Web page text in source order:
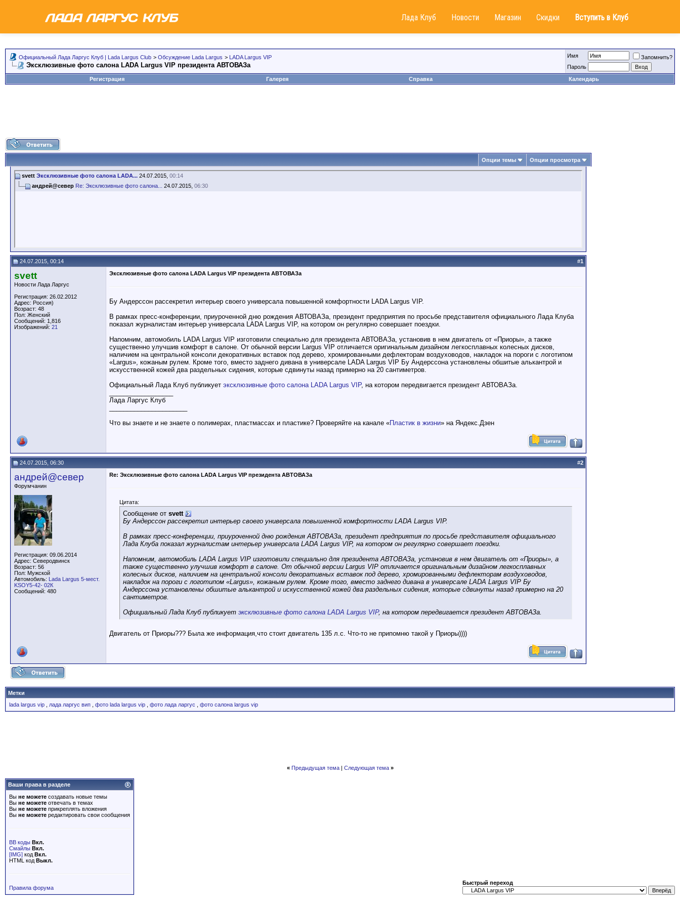
Лада Клуб Новости Магазин Скидки Вступить в Клуб
Официальный Лада Ларгус Клуб | Lada Largus Club > Обсуждение Lada Largus > LADA Largus VIP
Эксклюзивные фото салона LADA Largus VIP президента АВТОВАЗа
Имя
Запомнить?
Пароль
Регистрация
Галерея Справка Календарь
Опции темы Опции просмотра
svett Эксклюзивные фото салона LADA... 24.07.2015, 00:14
андрей@север Re: Эксклюзивные фото салона... 24.07.2015, 06:30
24.07.2015, 00:14 #1
svett
Новости Лада Ларгус
Регистрация: 26.02.2012
Адрес: Россия)
Возраст: 48
Пол: Женский
Сообщений: 1,816
Изображений: 21
Эксклюзивные фото салона LADA Largus VIP президента АВТОВАЗа
Бу Андерссон рассекретил интерьер своего универсала повышенной комфортности LADA Largus VIP.
В рамках пресс-конференции, приуроченной дню рождения АВТОВАЗа, президент предприятия по просьбе представителя официального Лада Клуба
показал журналистам интерьер универсала LADA Largus VIP, на котором он регулярно совершает поездки.
Напомним, автомобиль LADA Largus VIP изготовили специально для президента АВТОВАЗа, установив в нем двигатель от «Приоры», а также
существенно улучшив комфорт в салоне. От обычной версии Largus VIP отличается оригинальным дизайном легкосплавных колесных дисков,
наличием на центральной консоли декоративных вставок под дерево, хромированными дефлекторам воздуховодов, накладок на пороги с логотипом
«Largus», кожаным рулем. Кроме того, вместо заднего дивана в универсале LADA Largus VIP Бу Андерссона установлены обшитые алькантрой и
искусственной кожей два раздельных сидения, которые сдвинуты назад примерно на 20 сантиметров.
Официальный Лада Клуб публикует эксклюзивные фото салона LADA Largus VIP, на котором передвигается президент АВТОВАЗа.
Лада Ларгус Клуб
Что вы знаете и не знаете о полимерах, пластмассах и пластике? Проверяйте на канале «Пластик в жизни» на Яндекс.Дзен
24.07.2015, 06:30 #2
андрей@север
Форумчанин
Регистрация: 09.06.2014
Адрес: Северодвинск
Возраст: 56
Пол: Мужской
Автомобиль: Lada Largus 5-мест.
KSOY5-42- 02К
Сообщений: 480
Re: Эксклюзивные фото салона LADA Largus VIP президента АВТОВАЗа
Цитата:
Сообщение от svett
Бу Андерссон рассекретил интерьер своего универсала повышенной комфортности LADA Largus VIP.
В рамках пресс-конференции, приуроченной дню рождения АВТОВАЗа, президент предприятия по просьбе представителя официального
Лада Клуба показал журналистам интерьер универсала LADA Largus VIP, на котором он регулярно совершает поездки.
Напомним, автомобиль LADA Largus VIP изготовили специально для президента АВТОВАЗа, установив в нем двигатель от «Приоры», а
также существенно улучшив комфорт в салоне. От обычной версии Largus VIP отличается оригинальным дизайном легкосплавных
колесных дисков, наличием на центральной консоли декоративных вставок под дерево, хромированными дефлекторам воздуховодов,
накладок на пороги с логотипом «Largus», кожаным рулем. Кроме того, вместо заднего дивана в универсале LADA Largus VIP Бу
Андерссона установлены обшитые алькантрой и искусственной кожей два раздельных сидения, которые сдвинуты назад примерно на 20
сантиметров.
Официальный Лада Клуб публикует эксклюзивные фото салона LADA Largus VIP, на котором передвигается президент АВТОВАЗа.
Двигатель от Приоры??? Была же информация,что стоит двигатель 135 л.с. Что-то не припомню такой у Приоры))))
Метки
lada largus vip
лада ларгус вип фото lada largus vip фото лада ларгус фото салона largus vip
« Предыдущая тема| Следующая тема »
Ваши права в разделе
Вы не можете создавать новые темы
Вы не можете отвечать в темах
Вы не можете прикреплять вложения
Вы не можете редактировать свои сообщения
BB коды Вкл.
Смайлы Вкл.
[IMG] код Вкл.
HTML код Выкл.
Правила форума
Быстрый переход